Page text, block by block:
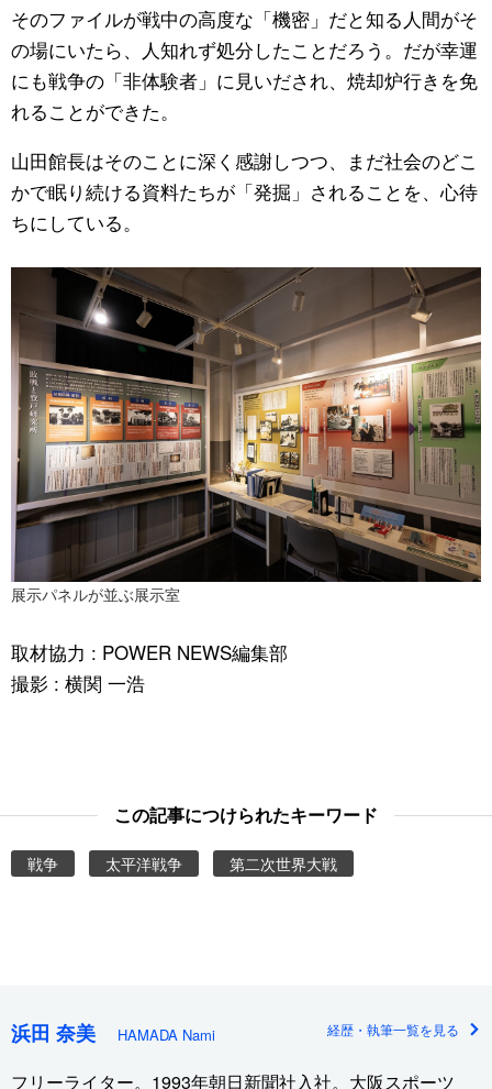
そのファイルが戦中の高度な「機密」だと知る人間がそ
の場にいたら、人知れず処分したことだろう。だが幸運
にも戦争の「非体験者」に見いだされ、焼却炉行きを免
れることができた。
山田館長はそのことに深く感謝しつつ、まだ社会のどこ
かで眠り続ける資料たちが「発掘」されることを、心待
ちにしている。
展示パネルが並ぶ展示室
取材協力 : POWER NEWS編集部
撮影 : 横関 一浩
この記事につけられたキーワード
戦争 太平洋戦争 第二次世界大戦
浜田 奈美 HAMADA Nami 経歴・執筆一覧を見る
フリーライター。1993年朝日新聞社入社。大阪スポーツ